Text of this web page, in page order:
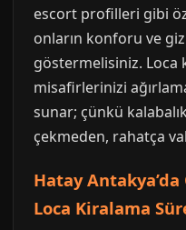
escort profilleri gibi
onların konforu ve
göstermelisiniz. Loca
misafirlerinizi
sunar; çünkü
çekmeden, rahatça
Hatay
Loca Kiralama